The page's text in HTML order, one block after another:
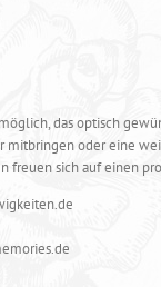
das optisch
mitbringen oder eine
freuen sich auf einen